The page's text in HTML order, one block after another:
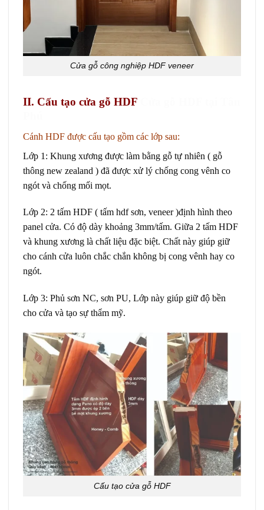
Cửa gỗ công nghiệp HDF veneer
II. Cấu tạo cửa gỗ HDF
Cánh HDF được cấu tạo gồm các lớp sau:
Lớp 1: Khung xương được làm bằng gỗ tự nhiên ( gỗ
thông new zealand ) đã được xử lý chống cong vênh co
ngót và chống mối mọt.
Lớp 2: 2 tấm HDF ( tấm hdf sơn, veneer )định hình theo
panel cửa. Có độ dày khoảng 3mm/tấm. Giữa 2 tấm HDF
và khung xương là chất liệu đặc biệt. Chất này giúp giữ
cho cánh cửa luôn chắc chắn không bị cong vênh hay co
ngót.
Lớp 3: Phủ sơn NC, sơn PU, Lớp này giúp giữ độ bền
cho cửa và tạo sự thẩm mỹ.
Cấu tạo cửa gỗ HDF